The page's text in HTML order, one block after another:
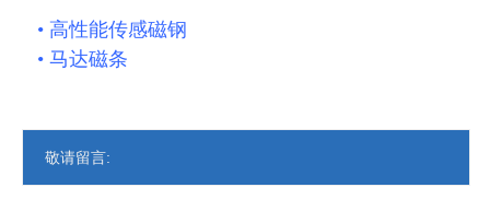
• 高性能传感磁钢
• 马达磁条
敬请留言: